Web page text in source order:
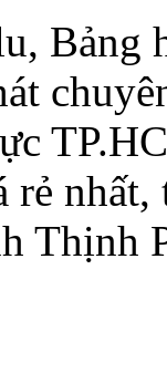
Bảng
nhất,
Thịnh